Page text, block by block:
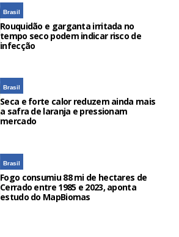
Brasil
Rouquidão e garganta irritada no
tempo seco podem indicar risco de
infecção
Brasil
Seca e forte calor reduzem ainda mais
a safra de laranja e pressionam
mercado
Brasil
Fogo consumiu 88 mi de hectares de
Cerrado entre 1985 e 2023, aponta
estudo do MapBiomas